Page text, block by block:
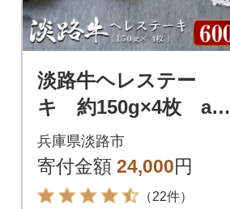
淡路牛ヘレステー
キ 約150g×4枚 ao0
5724
兵庫県淡路市
寄付金額 24,000円
（22件）